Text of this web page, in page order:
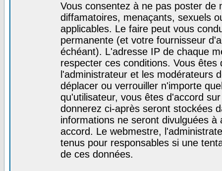
Vous consentez à ne pas poster de
diffamatoires, menaçants, sexuels
applicables. Le faire peut vous
permanente (et votre fournisseur
échéant). L'adresse IP de chaque
respecter ces conditions. Vous
l'administrateur et les modérateurs
déplacer ou verrouiller n'importe
qu'utilisateur, vous êtes d'accord
donnerez ci-après seront stockées
informations ne seront divulguées
accord. Le webmestre,
tenus pour responsables si une
de ces données.